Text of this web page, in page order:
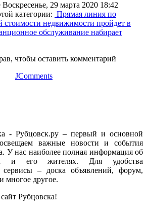
29 марта 2020 18:42
категории: Прямая линия по
стоимости недвижимости пройдет в
обслуживание набирает
чтобы оставить комментарий
JComments
- Рубцовск.ру – первый и основной
важные новости и события
У нас наиболее полная информация об
и его жителях. Для удобства
сервисы – доска объявлений, форум,
многое другое.
Рубцовска!